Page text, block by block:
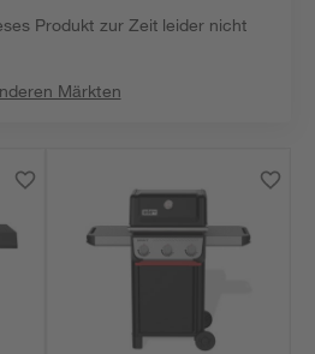
Produkt zur Zeit leider nicht
Märkten